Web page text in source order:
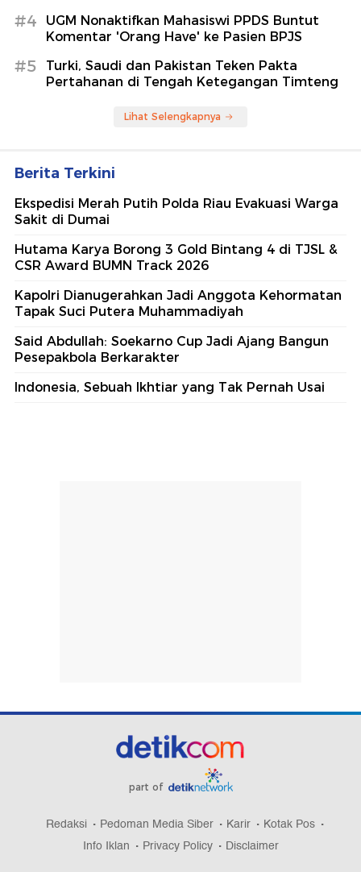
#4
UGM Nonaktifkan Mahasiswi PPDS Buntut
Komentar 'Orang Have' ke Pasien BPJS
#5
Turki, Saudi dan Pakistan Teken Pakta
Pertahanan di Tengah Ketegangan Timteng
Lihat Selengkapnya
Berita Terkini
Ekspedisi Merah Putih Polda Riau Evakuasi Warga
Sakit di Dumai
Hutama Karya Borong 3 Gold Bintang 4 di TJSL &
CSR Award BUMN Track 2026
Kapolri Dianugerahkan Jadi Anggota Kehormatan
Tapak Suci Putera Muhammadiyah
Said Abdullah: Soekarno Cup Jadi Ajang Bangun
Pesepakbola Berkarakter
Indonesia, Sebuah Ikhtiar yang Tak Pernah Usai
part of
Redaksi Pedoman Media Siber Karir
Kotak Pos
Info Iklan
Privacy Policy Disclaimer